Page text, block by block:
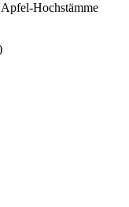
Hochstämme